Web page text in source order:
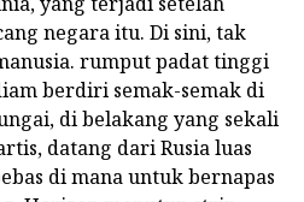
negara itu. Di sini, tak
rumput padat tinggi
berdiri semak-semak di
di belakang yang sekali
datang dari Rusia luas
di mana untuk bernapas